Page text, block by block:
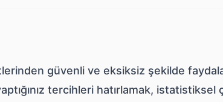
güvenli ve eksiksiz şekilde
tercihleri hatırlamak, istatistiksel